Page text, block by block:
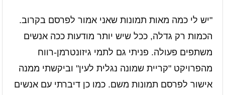
"יש לי כמה מאות תמונות שאני אמור לפרסם בקרוב.
הכמות רק גדלה, ככל שיש יותר מודעות ככה אנשים
משתפים פעולה. פניתי גם לתמי גיזונטרמן-רווח
מהפרויקט "קריית שמונה נגלית לעין" וביקשתי ממנה
אישור לפרסם תמונות משם. כמו כן דיברתי עם אנשים